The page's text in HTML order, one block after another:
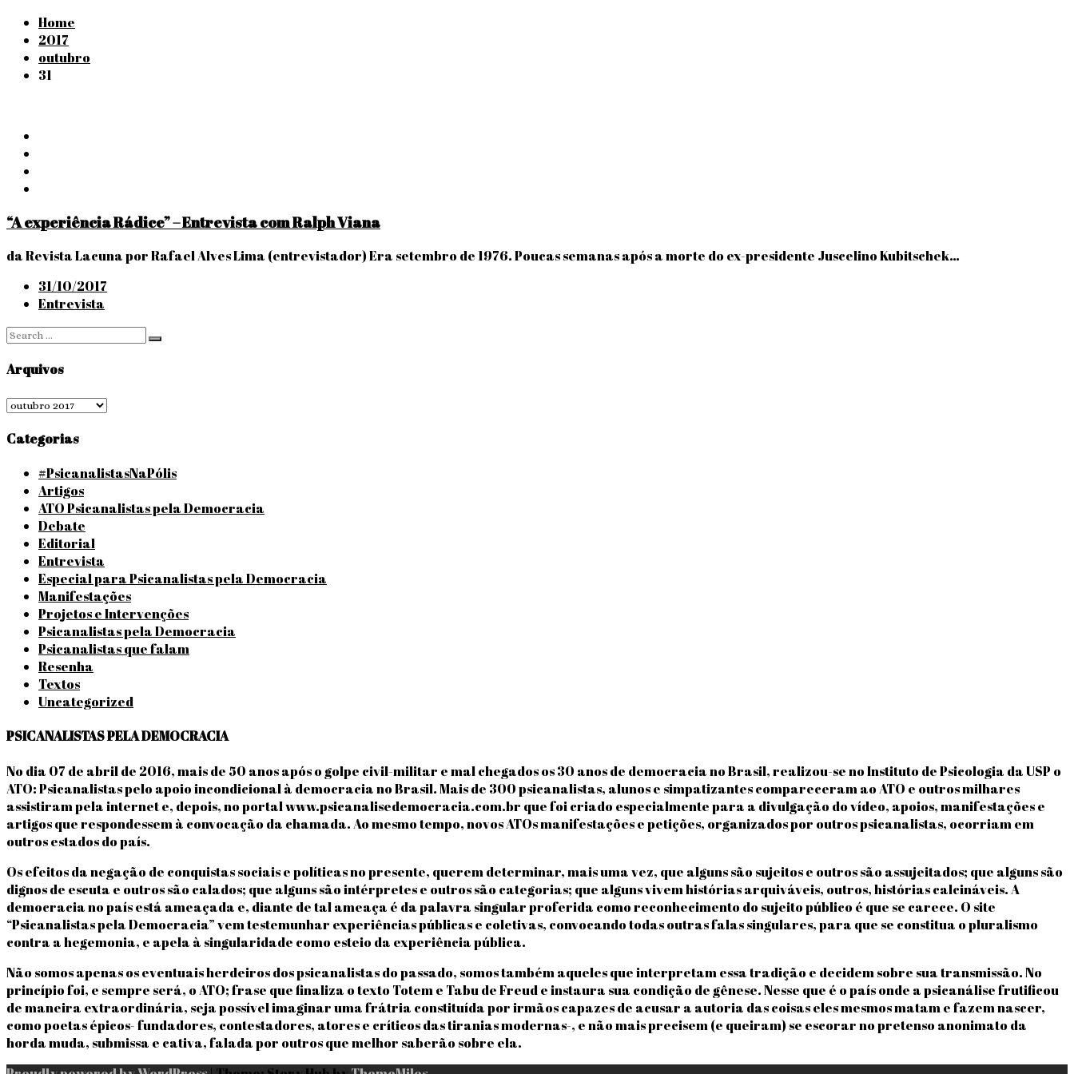
Home
2017
outubro
31
“A experiência Rádice” – Entrevista com Ralph Viana
da Revista Lacuna por Rafael Alves Lima (entrevistador) Era setembro de 1976. Poucas semanas após a morte do ex-presidente Juscelino Kubitschek…
Posted
on
31/10/2017
Entrevista
Search
Search
Arquivos
Arquivos
Categorias
#PsicanalistasNaPólis
Artigos
ATO Psicanalistas pela Democracia
Debate
Editorial
Entrevista
Especial para Psicanalistas pela Democracia
Manifestações
Projetos e Intervenções
Psicanalistas pela Democracia
Psicanalistas que falam
Resenha
Textos
Uncategorized
PSICANALISTAS PELA DEMOCRACIA
No dia 07 de abril de 2016, mais de 50 anos após o golpe civil-militar e mal chegados os 30 anos de democracia no Brasil, realizou-se no Instituto de Psicologia da USP o
ATO: Psicanalistas pelo apoio incondicional à democracia no Brasil. Mais de 300 psicanalistas, alunos e simpatizantes compareceram ao ATO e outros milhares
assistiram pela internet e, depois, no portal www.psicanalisedemocracia.com.br que foi criado especialmente para a divulgação do vídeo, apoios, manifestações e
artigos que respondessem à convocação da chamada. Ao mesmo tempo, novos ATOs manifestações e petições, organizados por outros psicanalistas, ocorriam em
outros estados do país.
Os efeitos da negação de conquistas sociais e políticas no presente, querem determinar, mais uma vez, que alguns são sujeitos e outros são assujeitados; que alguns são
dignos de escuta e outros são calados; que alguns são intérpretes e outros são categorias; que alguns vivem histórias arquiváveis, outros, histórias calcináveis. A
democracia no país está ameaçada e, diante de tal ameaça é da palavra singular proferida como reconhecimento do sujeito público é que se carece. O site
“Psicanalistas pela Democracia” vem testemunhar experiências públicas e coletivas, convocando todas outras falas singulares, para que se constitua o pluralismo
contra a hegemonia, e apela à singularidade como esteio da experiência pública.
Não somos apenas os eventuais herdeiros dos psicanalistas do passado, somos também aqueles que interpretam essa tradição e decidem sobre sua transmissão. No
princípio foi, e sempre será, o ATO; frase que finaliza o texto Totem e Tabu de Freud e instaura sua condição de gênese. Nesse que é o país onde a psicanálise frutificou
de maneira extraordinária, seja possível imaginar uma frátria constituída por irmãos capazes de acusar a autoria das coisas eles mesmos matam e fazem nascer,
como poetas épicos- fundadores, contestadores, atores e críticos das tiranias modernas-, e não mais precisem (e queiram) se escorar no pretenso anonimato da
horda muda, submissa e cativa, falada por outros que melhor saberão sobre ela.